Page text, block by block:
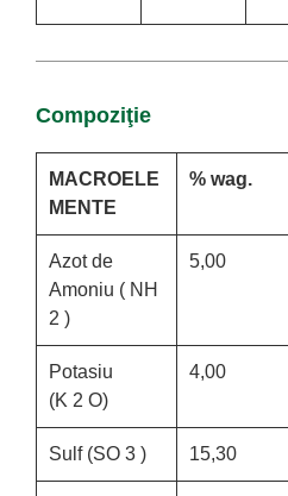
Compoziţie
MACROELE
MENTE
% wag.
Azot de
Amoniu ( NH
2 )
5,00
Potasiu
(K 2 O)
4,00
Sulf (SO 3 ) 15,30